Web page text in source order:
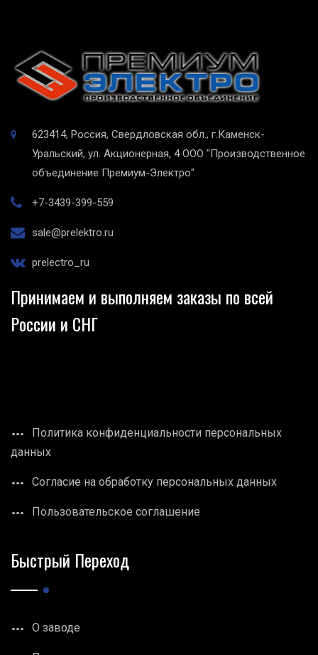
623414, Россия, Свердловская обл., г.Каменск-
Уральский, ул. Акционерная, 4 ООО "Производственное
объединение Премиум-Электро"
+7-3439-399-559
sale@prelektro.ru
prelectro_ru
Принимаем и выполняем заказы по всей
России и СНГ
Политика конфиденциальности персональных
данных
Согласие на обработку персональных данных
Пользовательское соглашение
Быстрый Переход
О заводе